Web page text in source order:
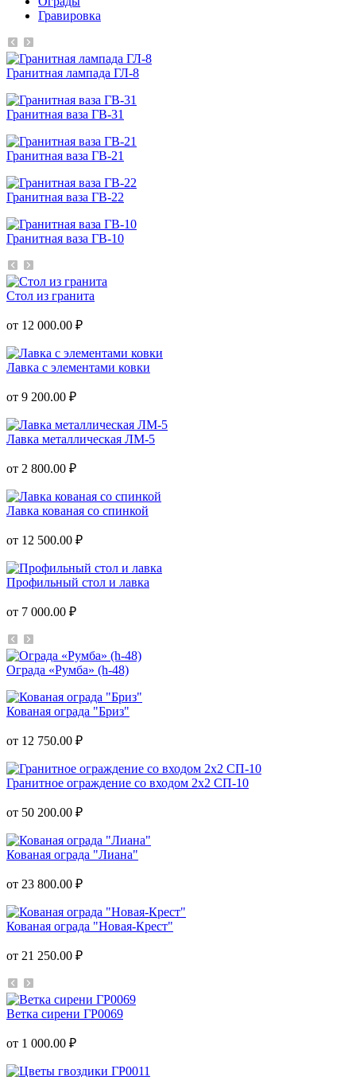
Гравировка
Гранитная лампада ГЛ-8
Гранитная ваза ГВ-31
Гранитная ваза ГВ-21
Гранитная ваза ГВ-22
Гранитная ваза ГВ-10
Стол из гранита
от 12 000.00 ₽
Лавка с элементами ковки
от 9 200.00 ₽
Лавка металлическая ЛМ-5
от 2 800.00 ₽
Лавка кованая со спинкой
от 12 500.00 ₽
Профильный стол и лавка
от 7 000.00 ₽
Ограда «Румба» (h-48)
Кованая ограда "Бриз"
от 12 750.00 ₽
Гранитное ограждение со входом 2х2 СП-10
от 50 200.00 ₽
Кованая ограда "Лиана"
от 23 800.00 ₽
Кованая ограда "Новая-Крест"
от 21 250.00 ₽
Ветка сирени ГР0069
от 1 000.00 ₽